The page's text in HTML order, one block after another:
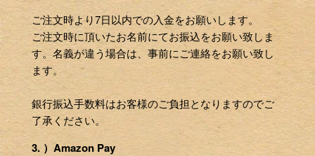
ご注文時より7日以内での入金をお願いします。
ご注文時に頂いたお名前にてお振込をお願い致しま
す。名義が違う場合は、事前にご連絡をお願い致し
ます。
銀行振込手数料はお客様のご負担となりますのでご
了承ください。
3. ）Amazon Pay